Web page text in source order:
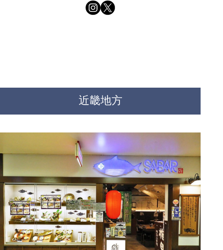
近畿地方
テイクアウトあり